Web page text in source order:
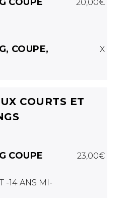
20,00€
COUPE,
X
COURTS ET
COUPE
23,00€
-14 ANS MI-